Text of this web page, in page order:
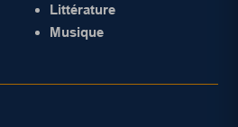
Littérature
Musique